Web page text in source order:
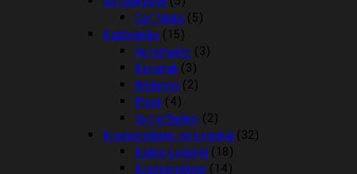
Cat Mate (5)
Katteskåle (15)
Automater (3)
Keramik (3)
Melamin (2)
Plast (4)
Sutteflasker (2)
Kradsemiljøer og Legetøj (32)
Katte Legetøj (18)
Kradsemiljøer (14)